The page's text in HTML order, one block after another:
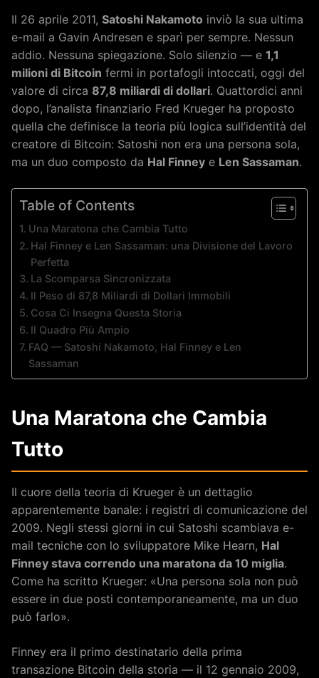
Il 26 aprile 2011, Satoshi Nakamoto inviò la sua ultima
e-mail a Gavin Andresen e sparì per sempre. Nessun
addio. Nessuna spiegazione. Solo silenzio — e 1,1
milioni di Bitcoin fermi in portafogli intoccati, oggi del
valore di circa 87,8 miliardi di dollari. Quattordici anni
dopo, l’analista finanziario Fred Krueger ha proposto
quella che definisce la teoria più logica sull’identità del
creatore di Bitcoin: Satoshi non era una persona sola,
ma un duo composto da Hal Finney e Len Sassaman.
Table of Contents
Una Maratona che Cambia Tutto
Hal Finney e Len Sassaman: una Divisione del Lavoro
Perfetta
La Scomparsa Sincronizzata
Il Peso di 87,8 Miliardi di Dollari Immobili
Cosa Ci Insegna Questa Storia
Il Quadro Più Ampio
FAQ — Satoshi Nakamoto, Hal Finney e Len
Sassaman
Una Maratona che Cambia
Tutto
Il cuore della teoria di Krueger è un dettaglio
apparentemente banale: i registri di comunicazione del
2009. Negli stessi giorni in cui Satoshi scambiava e-
mail tecniche con lo sviluppatore Mike Hearn, Hal
Finney stava correndo una maratona da 10 miglia.
Come ha scritto Krueger: «Una persona sola non può
essere in due posti contemporaneamente, ma un duo
può farlo».
Finney era il primo destinatario della prima
transazione Bitcoin della storia — il 12 gennaio 2009,